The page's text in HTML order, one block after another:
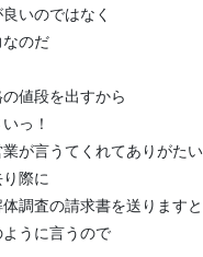
いのではなく
のだ
値段を出すから
っ！
が言うてくれてありがたい
際に
調査の請求書を送りますと
うに言うので